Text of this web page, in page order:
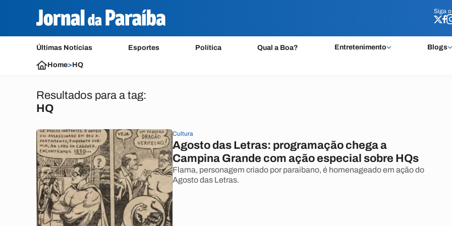
Siga o
Últimas Notícias Esportes Política Qual a Boa? Entretenimento Blogs
Siga o
Home>HQ
Resultados para a tag:
HQ
Cultura
Agosto das Letras: programação chega a
Campina Grande com ação especial sobre HQs
Flama, personagem criado por paraibano, é homenageado em ação do
Agosto das Letras.